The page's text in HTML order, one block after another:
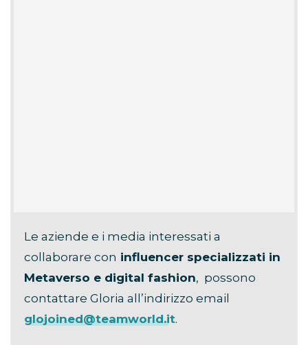
Le aziende e i media interessati a
collaborare con influencer specializzati in
Metaverso e digital fashion, possono
contattare Gloria all’indirizzo email
glojoined@teamworld.it.